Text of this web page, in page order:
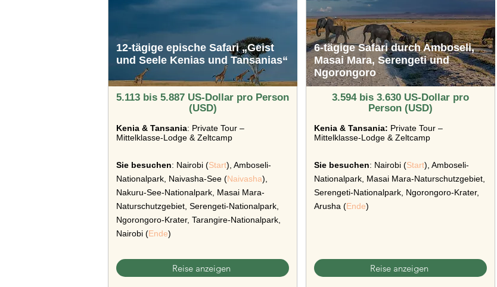
12-tägige epische Safari „Geist
und Seele Kenias und Tansanias“
5.113 bis 5.887 US-Dollar pro Person
(USD)
Kenia & Tansania: Private Tour –
Mittelklasse-Lodge & Zeltcamp
Sie besuchen: Nairobi (Start), Amboseli-
Nationalpark, Naivasha-See (Naivasha),
Nakuru-See-Nationalpark, Masai Mara-
Naturschutzgebiet, Serengeti-Nationalpark,
Ngorongoro-Krater, Tarangire-Nationalpark,
Nairobi (Ende)
Reise anzeigen
6-tägige Safari durch Amboseli,
Masai Mara, Serengeti und
Ngorongoro
3.594 bis 3.630 US-Dollar pro
Person (USD)
Kenia & Tansania: Private Tour –
Mittelklasse-Lodge & Zeltcamp
Sie besuchen: Nairobi (Start), Amboseli-
Nationalpark, Masai Mara-Naturschutzgebiet,
Serengeti-Nationalpark, Ngorongoro-Krater,
Arusha (Ende)
Reise anzeigen